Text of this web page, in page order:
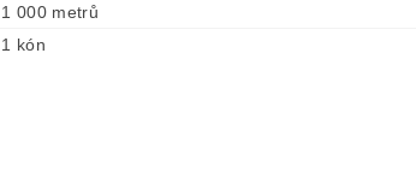
1 000 metrů
1 kón